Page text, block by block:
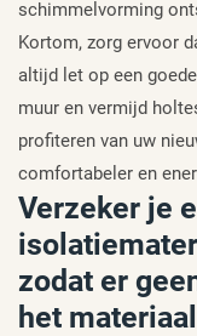
schimmelvorming
Kortom, zorg ervoor
altijd let op een
muur en vermijd
profiteren van uw
comfortabeler en
Verzeker je
zodat er
het